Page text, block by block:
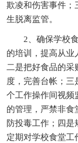
欺凌和伤害事件；
生脱离监管。
2、确保学校
的培训，提高从业
二是把好食品的采
度，完善台帐；三
个工作操作间视频
的管理，严禁非食
防投毒工作；四
定期对学校食堂工